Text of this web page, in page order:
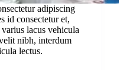
adipiscing
id consectetur et,
lacus vehicula
nibh, interdum
lectus.